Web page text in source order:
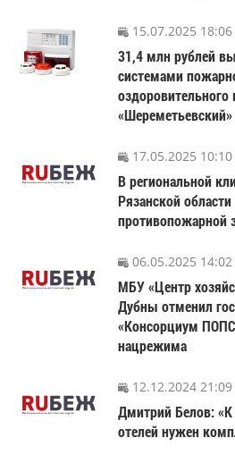
15.07.2025 18:06
31,4 млн рублей
системами
оздоровительного
17.05.2025 10:10
В региональной
Рязанской
противопожарной
06.05.2025 14:02
МБУ «Центр
Дубны отменил
«Консорциум
нацрежима
12.12.2024 21:09
Дмитрий Белов: «К
отелей нужен